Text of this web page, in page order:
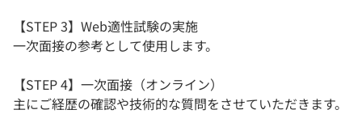
【STEP 3】Web適性試験の実施
一次面接の参考として使用します。
【STEP 4】一次面接（オンライン）
主にご経歴の確認や技術的な質問をさせていただきます。